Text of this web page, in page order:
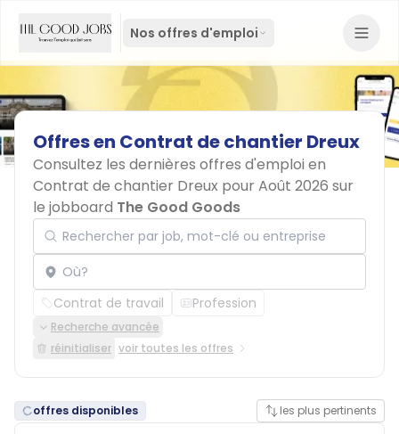
Nos offres d'emploi
Offresen Contrat dechantier Dreux
Consultez les dernières offres d'emploi en
Contrat de chantier Dreux pour Août 2026 sur
le jobboard The Good Goods
Rechercher par job, mot-clé ou entreprise
Localisation
Contrat de travail Profession
Recherche avancée
réinitialiser voir toutes les offres
offres disponibles les plus pertinents